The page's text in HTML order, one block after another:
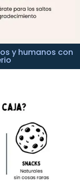
y humanos con